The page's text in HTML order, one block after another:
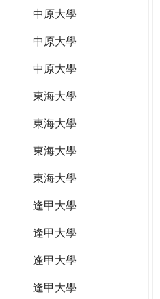
中原大學
中原大學
中原大學
東海大學
東海大學
東海大學
東海大學
逢甲大學
逢甲大學
逢甲大學
逢甲大學